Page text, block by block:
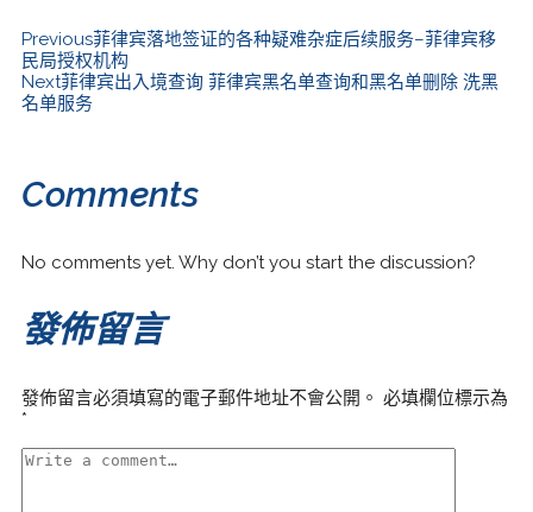
Previous菲律宾落地签证的各种疑难杂症后续服务–菲律宾移
民局授权机构
Next菲律宾出入境查询 菲律宾黑名单查询和黑名单删除 洗黑
名单服务
Comments
No comments yet. Why don’t you start the discussion?
發佈留言
發佈留言必須填寫的電子郵件地址不會公開。 必填欄位標示為
*